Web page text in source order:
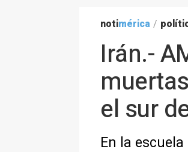
notimérica /
Irán.-
el sur
En la